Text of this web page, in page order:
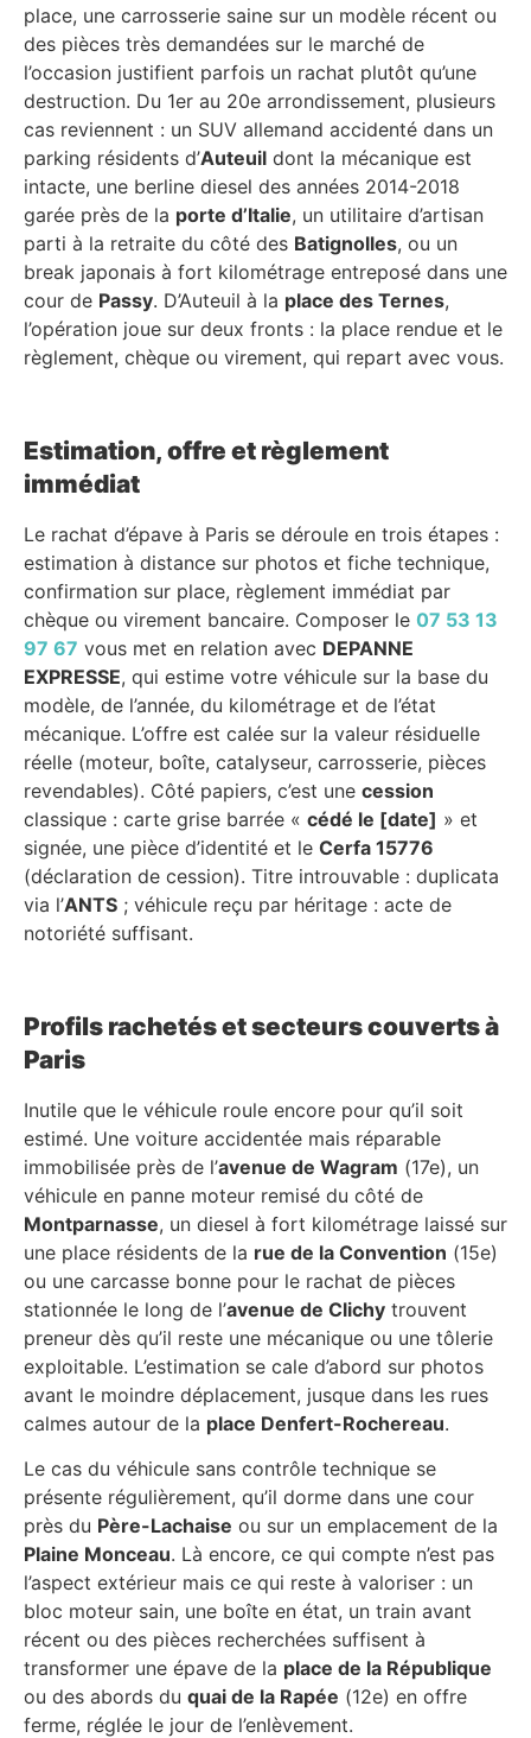
place, une carrosserie saine sur un modèle récent ou
des pièces très demandées sur le marché de
l’occasion justifient parfois un rachat plutôt qu’une
destruction. Du 1er au 20e arrondissement, plusieurs
cas reviennent : un SUV allemand accidenté dans un
parking résidents d’Auteuil dont la mécanique est
intacte, une berline diesel des années 2014-2018
garée près de la porte d’Italie, un utilitaire d’artisan
parti à la retraite du côté des Batignolles, ou un
break japonais à fort kilométrage entreposé dans une
cour de Passy. D’Auteuil à la place des Ternes,
l’opération joue sur deux fronts : la place rendue et le
règlement, chèque ou virement, qui repart avec vous.
Estimation, offre et règlement
immédiat
Le rachat d’épave à Paris se déroule en trois étapes :
estimation à distance sur photos et fiche technique,
confirmation sur place, règlement immédiat par
chèque ou virement bancaire. Composer le 07 53 13
97 67 vous met en relation avec DEPANNE
EXPRESSE, qui estime votre véhicule sur la base du
modèle, de l’année, du kilométrage et de l’état
mécanique. L’offre est calée sur la valeur résiduelle
réelle (moteur, boîte, catalyseur, carrosserie, pièces
revendables). Côté papiers, c’est une cession
classique : carte grise barrée « cédé le [date] » et
signée, une pièce d’identité et le Cerfa 15776
(déclaration de cession). Titre introuvable : duplicata
via l’ANTS ; véhicule reçu par héritage : acte de
notoriété suffisant.
Profils rachetés et secteurs couverts à
Paris
Inutile que le véhicule roule encore pour qu’il soit
estimé. Une voiture accidentée mais réparable
immobilisée près de l’avenue de Wagram (17e), un
véhicule en panne moteur remisé du côté de
Montparnasse, un diesel à fort kilométrage laissé sur
une place résidents de la rue de la Convention (15e)
ou une carcasse bonne pour le rachat de pièces
stationnée le long de l’avenue de Clichy trouvent
preneur dès qu’il reste une mécanique ou une tôlerie
exploitable. L’estimation se cale d’abord sur photos
avant le moindre déplacement, jusque dans les rues
calmes autour de la place Denfert-Rochereau.
Le cas du véhicule sans contrôle technique se
présente régulièrement, qu’il dorme dans une cour
près du Père-Lachaise ou sur un emplacement de la
Plaine Monceau. Là encore, ce qui compte n’est pas
l’aspect extérieur mais ce qui reste à valoriser : un
bloc moteur sain, une boîte en état, un train avant
récent ou des pièces recherchées suffisent à
transformer une épave de la place de la République
ou des abords du quai de la Rapée (12e) en offre
ferme, réglée le jour de l’enlèvement.